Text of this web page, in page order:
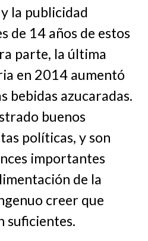
la publicidad
de 14 años de estos
parte, la última
en 2014 aumentó
bebidas azucaradas.
buenos
políticas, y son
importantes
de la
creer que
suficientes.